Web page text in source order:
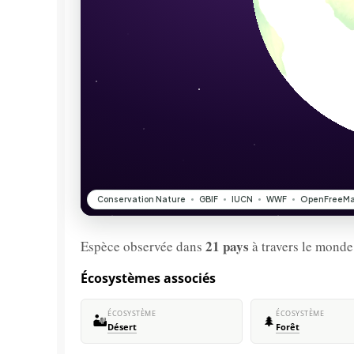
Espèce observée dans 21 pays à travers le
Écosystèmes associés
🏜️ÉCOSYSTÈME
Désert 🌲 ÉCOSYSTÈME
Forêt